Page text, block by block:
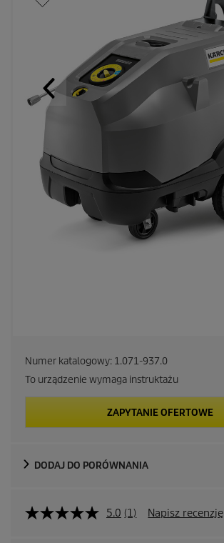
Numer katalogowy: 1.071-937.0
To urządzenie wymaga instruktażu
ZAPYTANIE OFERTOWE
DODAJ DO PORÓWNANIA
5.0 (1) Napisz recenzję